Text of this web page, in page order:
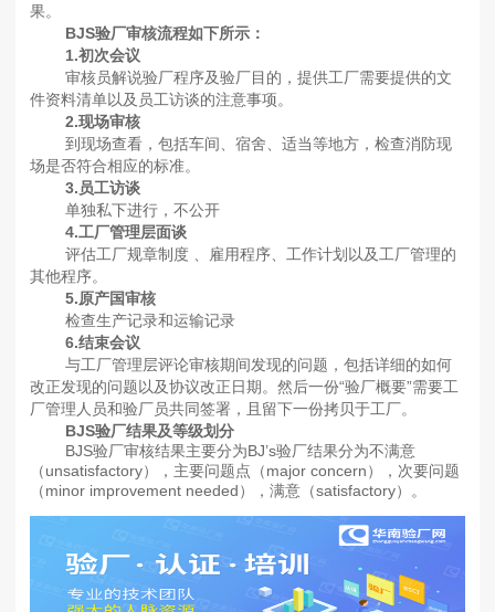
果。
BJS验厂审核流程如下所示：
1.初次会议
审核员解说验厂程序及验厂目的，提供工厂需要提供的文
件资料清单以及员工访谈的注意事项。
2.现场审核
到现场查看，包括车间、宿舍、适当等地方，检查消防现
场是否符合相应的标准。
3.员工访谈
单独私下进行，不公开
4.工厂管理层面谈
评估工厂规章制度 、雇用程序、工作计划以及工厂管理的
其他程序。
5.原产国审核
检查生产记录和运输记录
6.结束会议
与工厂管理层评论审核期间发现的问题，包括详细的如何
改正发现的问题以及协议改正日期。然后一份“验厂概要”需要工
厂管理人员和验厂员共同签署，且留下一份拷贝于工厂。
BJS验厂结果及等级划分
BJS验厂审核结果主要分为BJ’s验厂结果分为不满意
（unsatisfactory），主要问题点（major concern），次要问题
（minor improvement needed），满意（satisfactory）。